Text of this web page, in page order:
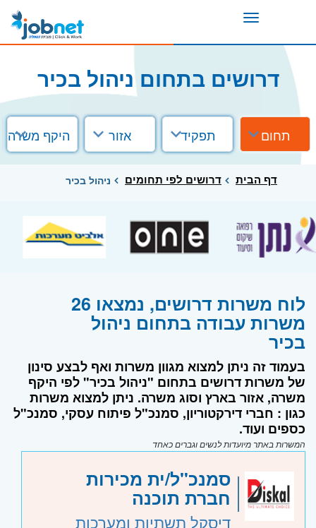
Toggle
דרושים בתחום ניהול בכיר
תחום תפקיד אזור היקף משרה
דף הבית דרושים לפי תחומים ניהול בכיר
לוח משרות דרושים, נמצאו 26
משרות עבודה בתחום ניהול
בכיר
בעמוד זה ניתן למצוא מגוון משרות ואף לבצע סינון
של משרות דרושים בתחום "ניהול בכיר" לפי היקף
משרה, אזור בארץ וסוג משרה. ניתן למצוא משרות
כגון : חברי דירקטוריון, סמנכ"ל פיתוח עסקי, סמנכ"ל
כספים ועוד.
המשרות באתר מיועדות לנשים וגברים כאחד
סמנכ"ל/ית מכירות
חברת תוכנה
דיסקל תשתיות ומערכות